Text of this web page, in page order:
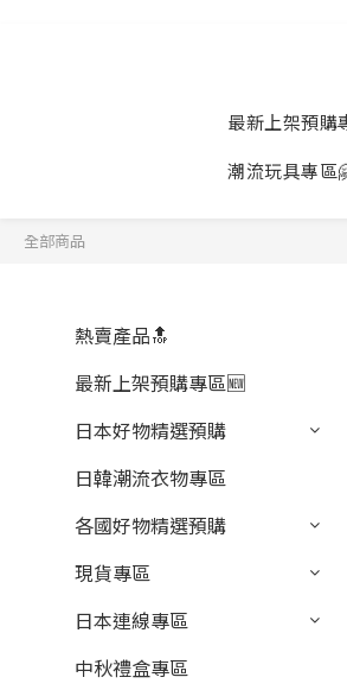
最新上架預購
潮流玩具專區
全部商品
熱賣產品🔝
最新上架預購專區🆕
日本好物精選預購
日韓潮流衣物專區
各國好物精選預購
現貨專區
日本連線專區
中秋禮盒專區